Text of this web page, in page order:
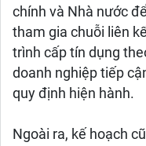
chính và Nhà nước
tham gia chuỗi liên
trình cấp tín dụng
doanh nghiệp tiếp
quy định hiện hành.
Ngoài ra, kế hoạch